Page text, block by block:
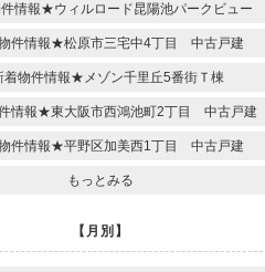
情報★ウィルロード昆陽池パークビュー
件情報★松原市三宅中4丁目 中古戸建
物件情報★メゾン千里丘5番街Ｔ棟
情報★東大阪市西鴻池町2丁目 中古戸建
件情報★平野区加美西1丁目 中古戸建
もっとみる
【月別】